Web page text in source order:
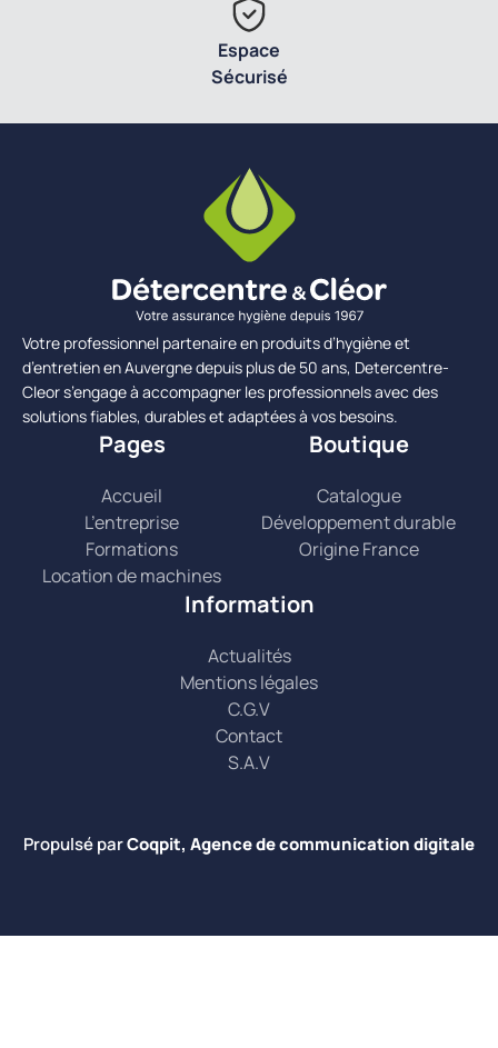
Espace
Sécurisé
Votre professionnel partenaire en produits d’hygiène et
d’entretien en Auvergne depuis plus de 50 ans, Detercentre-
Cleor s’engage à accompagner les professionnels avec des
solutions fiables, durables et adaptées à vos besoins.
Pages
Accueil
L’entreprise
Formations
Location de machines
Boutique
Catalogue
Développement durable
Origine France
Information
Actualités
Mentions légales
C.G.V
Contact
S.A.V
Propulsé parCoqpit, Agence de communication digitale